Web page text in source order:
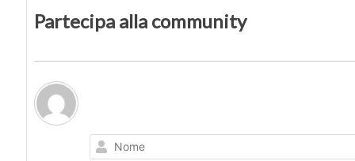
Partecipa alla community